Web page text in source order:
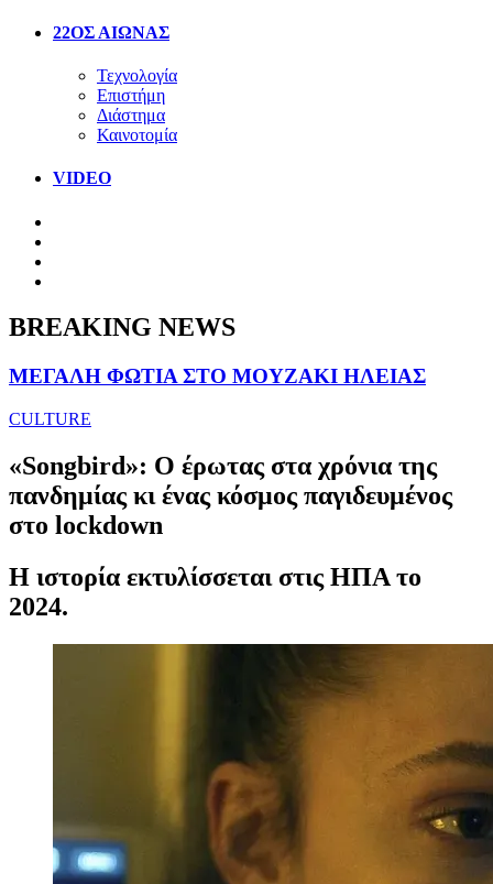
22ΟΣ ΑΙΩΝΑΣ
Τεχνολογία
Επιστήμη
Διάστημα
Καινοτομία
VIDEO
BREAKING NEWS
ΜΕΓΑΛΗ ΦΩΤΙΑ ΣΤΟ ΜΟΥΖΑΚΙ ΗΛΕΙΑΣ
CULTURE
«Songbird»: Ο έρωτας στα χρόνια της
πανδημίας κι ένας κόσμος παγιδευμένος
στο lockdown
Η ιστορία εκτυλίσσεται στις ΗΠΑ το
2024.